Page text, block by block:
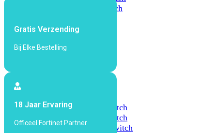
FortiSwitch
FPOE
1024E
FortiSwitch
1048E
FortiSwitch
T1024E
FortiSwitch
Gratis Verzending
Bij Elke Bestelling
18 Jaar Ervaring
Officeel Fortinet Partner